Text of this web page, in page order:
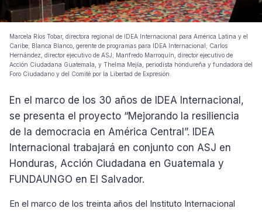
Marcela Ríos Tobar, directora regional de IDEA Internacional para América Latina y el
Caribe; Blanca Blanco, gerente de programas para IDEA Internacional; Carlos
Hernández, director ejecutivo de ASJ; Manfredo Marroquín, director ejecutivo de
Acción Ciudadana Guatemala, y Thelma Mejía, periodista hondureña y fundadora del
Foro Ciudadano y del Comité por la Libertad de Expresión.
En el marco de los 30 años de IDEA Internacional,
se presenta el proyecto “Mejorando la resiliencia
de la democracia en América Central”. IDEA
Internacional trabajará en conjunto con ASJ en
Honduras, Acción Ciudadana en Guatemala y
FUNDAUNGO en El Salvador.
En el marco de los treinta años del Instituto Internacional